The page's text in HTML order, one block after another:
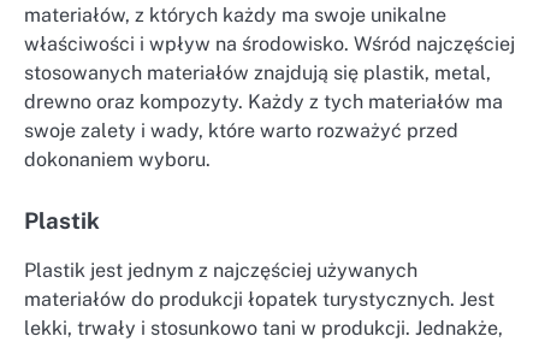
materiałów, z których każdy ma swoje unikalne
właściwości i wpływ na środowisko. Wśród najczęściej
stosowanych materiałów znajdują się plastik, metal,
drewno oraz kompozyty. Każdy z tych materiałów ma
swoje zalety i wady, które warto rozważyć przed
dokonaniem wyboru.
Plastik
Plastik jest jednym z najczęściej używanych
materiałów do produkcji łopatek turystycznych. Jest
lekki, trwały i stosunkowo tani w produkcji. Jednakże,